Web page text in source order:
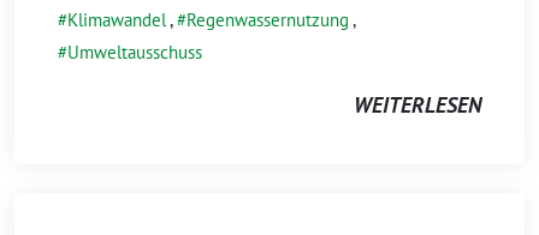
Klimawandel, Regenwassernutzung ,
Umweltausschuss
WEITERLESEN